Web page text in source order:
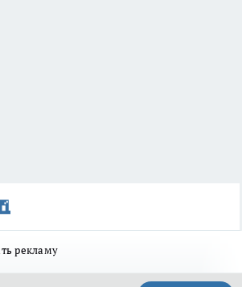
рекламу